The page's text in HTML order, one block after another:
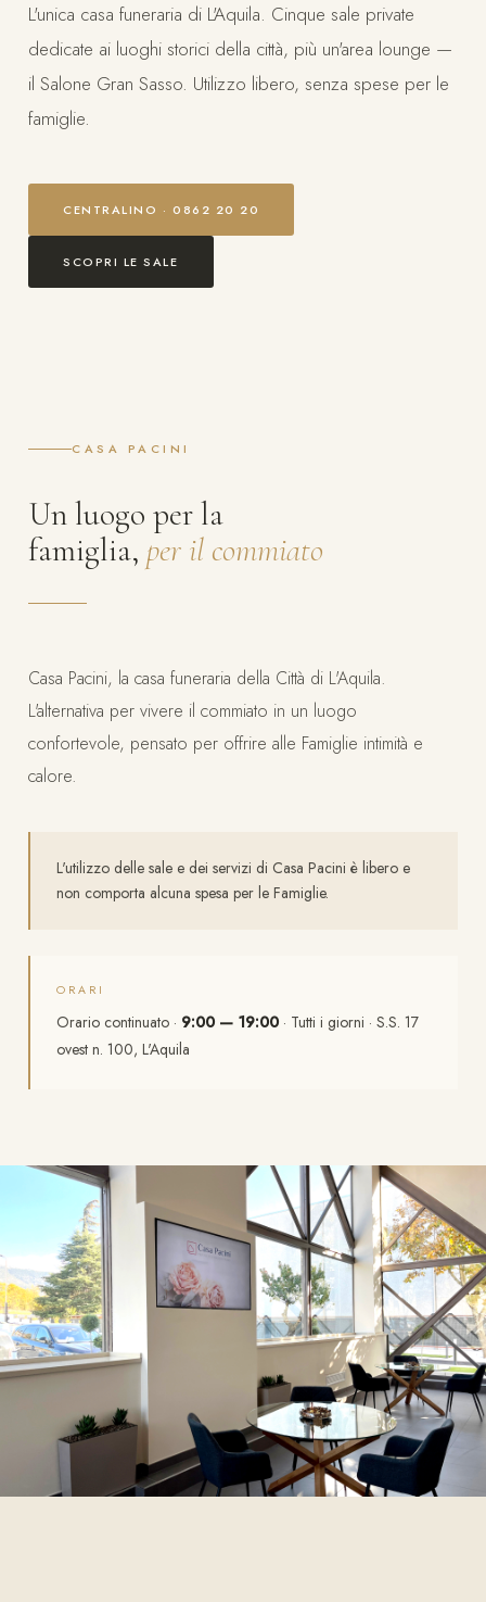
L'unica casa funeraria di L'Aquila. Cinque sale private
dedicate ai luoghi storici della città, più un'area lounge —
il Salone Gran Sasso. Utilizzo libero, senza spese per le
famiglie.
CENTRALINO · 0862 20 20
SCOPRI LE SALE
CASA PACINI
Un luogo per la
famiglia, per il commiato
Casa Pacini, la casa funeraria della Città di L'Aquila.
L'alternativa per vivere il commiato in un luogo
confortevole, pensato per offrire alle Famiglie intimità e
calore.
L'utilizzo delle sale e dei servizi di Casa Pacini è libero e
non comporta alcuna spesa per le Famiglie.
ORARI
Orario continuato · 9:00 — 19:00 · Tutti i giorni · S.S. 17
ovest n. 100, L'Aquila